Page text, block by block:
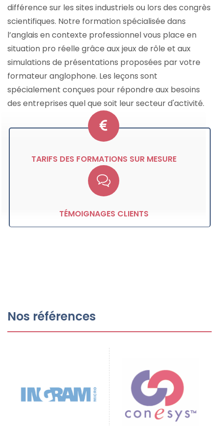
différence sur les sites industriels ou lors des congrès
scientifiques. Notre formation spécialisée dans
l’anglais en contexte professionnel vous place en
situation pro réelle grâce aux jeux de rôle et aux
simulations de présentations proposées par votre
formateur anglophone. Les leçons sont
spécialement conçues pour répondre aux besoins
des entreprises quel que soit leur secteur d'activité.
TARIFS DES FORMATIONS SUR MESURE
TÉMOIGNAGES CLIENTS
Nos références